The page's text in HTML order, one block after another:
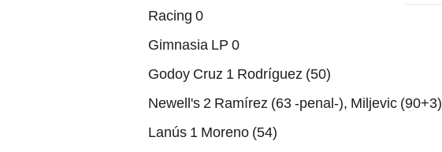
Racing 0
Gimnasia LP 0
Godoy Cruz 1 Rodríguez (50)
Newell's 2 Ramírez (63 -penal-), Miljevic (90+3)
Lanús 1 Moreno (54)